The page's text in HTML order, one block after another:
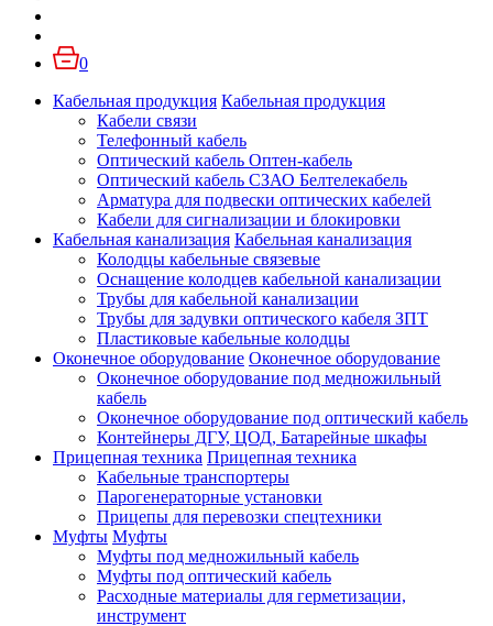
0
Кабельная продукция Кабельная продукция
Кабели связи
Телефонный кабель
Оптический кабель Оптен-кабель
Оптический кабель СЗАО Белтелекабель
Арматура для подвески оптических кабелей
Кабели для сигнализации и блокировки
Кабельная канализация Кабельная канализация
Колодцы кабельные связевые
Оснащение колодцев кабельной канализации
Трубы для кабельной канализации
Трубы для задувки оптического кабеля ЗПТ
Пластиковые кабельные колодцы
Оконечное оборудование Оконечное оборудование
Оконечное оборудование под медножильный
кабель
Оконечное оборудование под оптический кабель
Контейнеры ДГУ, ЦОД, Батарейные шкафы
Прицепная техника Прицепная техника
Кабельные транспортеры
Парогенераторные установки
Прицепы для перевозки спецтехники
Муфты Муфты
Муфты под медножильный кабель
Муфты под оптический кабель
Расходные материалы для герметизации,
инструмент